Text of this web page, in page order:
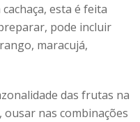
esta é feita
pode incluir
maracujá,
das frutas na
ousar nas combinações